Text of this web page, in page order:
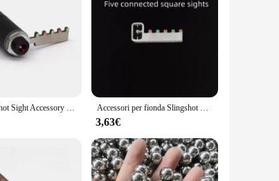
the archery set's aluminum alloy body ensure
beginner seeking to master the basics, this set is
reducing hand fatigue during extended practice
archers. The set's lightweight construction
ensure that the set remains accurate and
to maintain, ensuring that you can keep your
1pcs Slingshot Sight Accessory Laser Infrared Stainless Steel Six-link Mechanical Sight LED Light Fiber Optic Sight Point Accessori per fionda Slingshot mirino speciale obiettivo Laser puntamento orizzontale cinque puntini di puntamento per accessori per fionda
3,63€